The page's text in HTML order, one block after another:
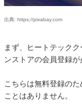
出典: https://pixabay.com
まず、ヒートテック
ンストアの会員登録が
こちらは無料登録の
ことはありません。